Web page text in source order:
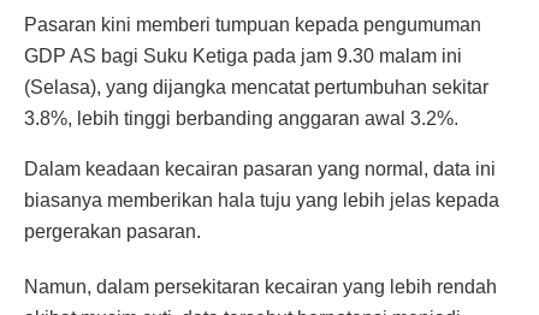
Pasaran kini memberi tumpuan kepada pengumuman
GDP AS bagi Suku Ketiga pada jam 9.30 malam ini
(Selasa), yang dijangka mencatat pertumbuhan sekitar
3.8%, lebih tinggi berbanding anggaran awal 3.2%.
Dalam keadaan kecairan pasaran yang normal, data ini
biasanya memberikan hala tuju yang lebih jelas kepada
pergerakan pasaran.
Namun, dalam persekitaran kecairan yang lebih rendah